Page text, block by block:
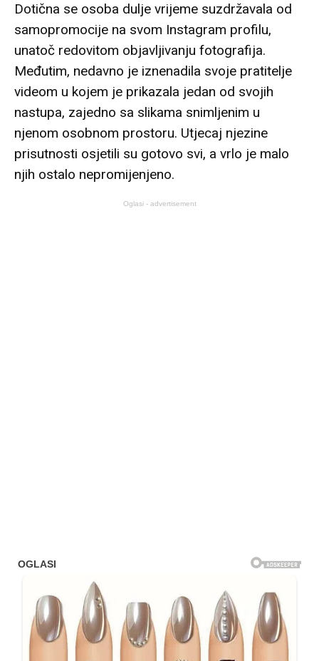
Dotična se osoba dulje vrijeme suzdržavala od
samopromocije na svom Instagram profilu,
unatoč redovitom objavljivanju fotografija.
Međutim, nedavno je iznenadila svoje pratitelje
videom u kojem je prikazala jedan od svojih
nastupa, zajedno sa slikama snimljenim u
njenom osobnom prostoru. Utjecaj njezine
prisutnosti osjetili su gotovo svi, a vrlo je malo
njih ostalo nepromijenjeno.
Oglasi - advertisement